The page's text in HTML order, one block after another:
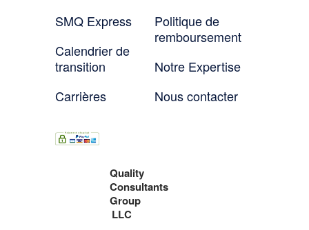
SMQ Express
Calendrier de
transition
Carrières
Politique de
remboursement
Notre Expertise
Nous contacter
Quality
Consultants
Group
LLC